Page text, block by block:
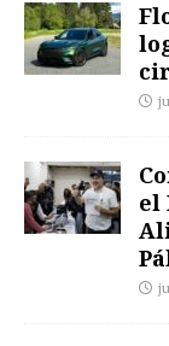
el